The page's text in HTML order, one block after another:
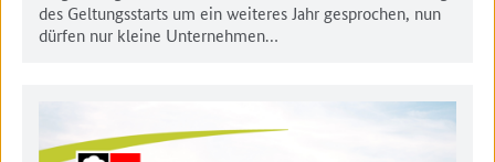
des Geltungsstarts um ein weiteres Jahr gesprochen, nun
dürfen nur kleine Unternehmen…